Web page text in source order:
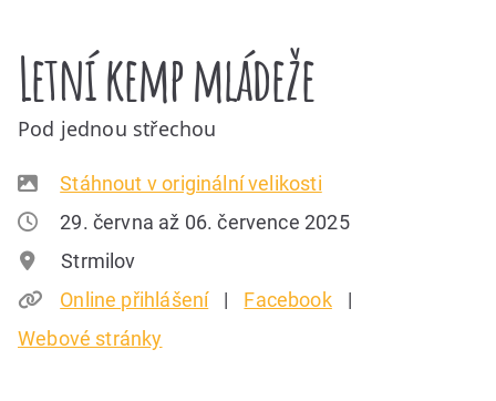
Letní kemp mládeže
Pod jednou střechou
Stáhnout v originální velikosti
29. června až 06. července 2025
Strmilov
Online přihlášení
Facebook
Webové stránky